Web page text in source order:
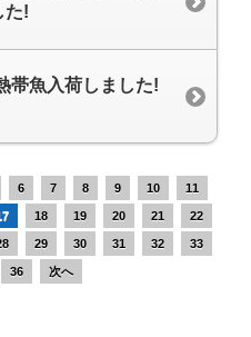
た!
帯魚入荷しました!
6 7 8 9 10 11
18 19 20 21 22
29 30 31 32 33
36 次へ